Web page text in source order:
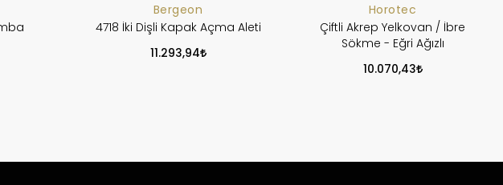
Bergeon
4718 İki Dişli Kapak Açma Aleti
11.293,94
Horotec
Çiftli Akrep Yelkovan / İbre
Sökme - Eğri Ağızlı
10.070,43